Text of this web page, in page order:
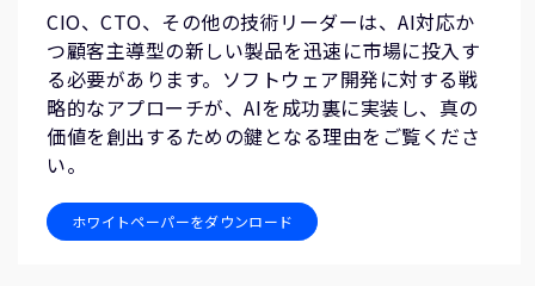
CIO、CTO、その他の技術リーダーは、AI対応か
つ顧客主導型の新しい製品を迅速に市場に投入す
る必要があります。ソフトウェア開発に対する戦
略的なアプローチが、AIを成功裏に実装し、真の
価値を創出するための鍵となる理由をご覧くださ
い。
ホワイトペーパーをダウンロード